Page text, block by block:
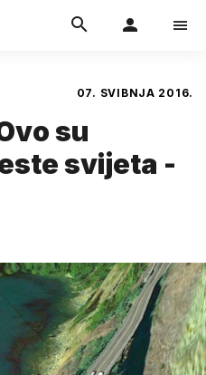
07. SVIBNJA 2016.
su
svijeta -